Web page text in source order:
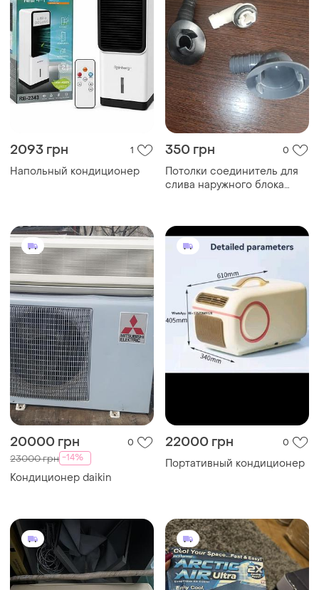
2093 грн 1
Напольный кондиционер
350 грн 0
Потолки соединитель для
слива наружного блока
20000 грн 0
23000 грн -14%
Кондиционер daikin
22000 грн 0
Портативный кондиционер